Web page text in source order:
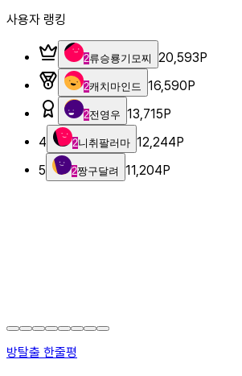
사용자 랭킹
2류승룡기모찌 20,593P
2캐치마인드 16,590P
2전영우 13,715P
4
2니취팔러마 12,244P
5
2짱구달려 11,204P
방탈출 한줄평